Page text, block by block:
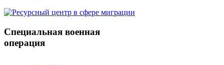
Специальная военная
операция